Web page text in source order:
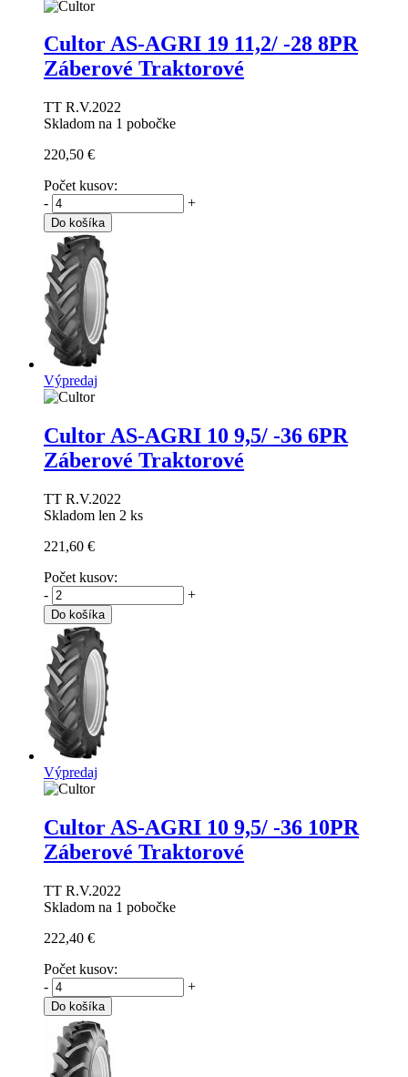
Cultor AS-AGRI 19 11,2/ -28 8PR
Záberové Traktorové
TT R.V.2022
Skladom na 1 pobočke
220,50 €
Počet kusov:
-
+
Do košíka
Výpredaj
Cultor AS-AGRI 10 9,5/ -36 6PR
Záberové Traktorové
TT R.V.2022
Skladom len 2 ks
221,60 €
Počet kusov:
-
+
Do košíka
Výpredaj
Cultor AS-AGRI 10 9,5/ -36 10PR
Záberové Traktorové
TT R.V.2022
Skladom na 1 pobočke
222,40 €
Počet kusov:
-
+
Do košíka